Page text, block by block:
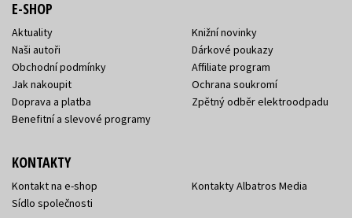
E-SHOP
Aktuality
Naši autoři
Obchodní podmínky
Jak nakoupit
Doprava a platba
Benefitní a slevové programy
Knižní novinky
Dárkové poukazy
Affiliate program
Ochrana soukromí
Zpětný odběr elektroodpadu
KONTAKTY
Kontakt na e-shop
Sídlo společnosti
Kontakty Albatros Media